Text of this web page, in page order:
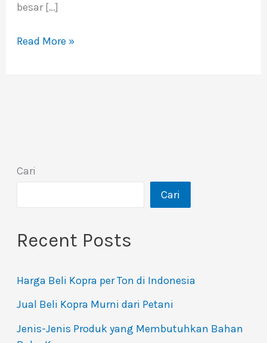
besar […]
Read More »
Cari
Cari
Recent Posts
Harga Beli Kopra per Ton di Indonesia
Jual Beli Kopra Murni dari Petani
Jenis-Jenis Produk yang Membutuhkan Bahan